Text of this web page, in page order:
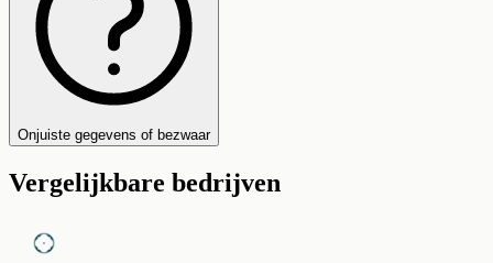
Onjuiste gegevens of bezwaar
Vergelijkbare bedrijven